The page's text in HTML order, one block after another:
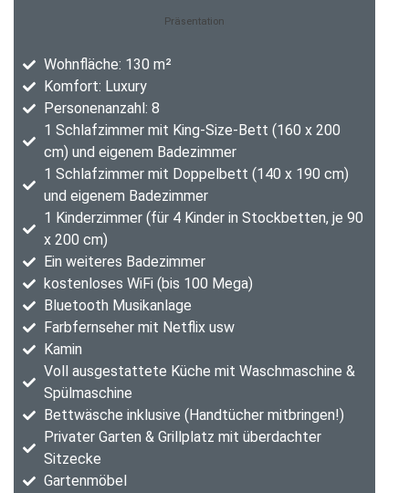
Präsentation
Wohnfläche: 130 m²
Komfort: Luxury
Personenanzahl: 8
1 Schlafzimmer mit King-Size-Bett (160 x 200
cm) und eigenem Badezimmer
1 Schlafzimmer mit Doppelbett (140 x 190 cm)
und eigenem Badezimmer
1 Kinderzimmer (für 4 Kinder in Stockbetten, je 90
x 200 cm)
Ein weiteres Badezimmer
kostenloses WiFi (bis 100 Mega)
Bluetooth Musikanlage
Farbfernseher mit Netflix usw
Kamin
Voll ausgestattete Küche mit Waschmaschine &
Spülmaschine
Bettwäsche inklusive (Handtücher mitbringen!)
Privater Garten & Grillplatz mit überdachter
Sitzecke
Gartenmöbel